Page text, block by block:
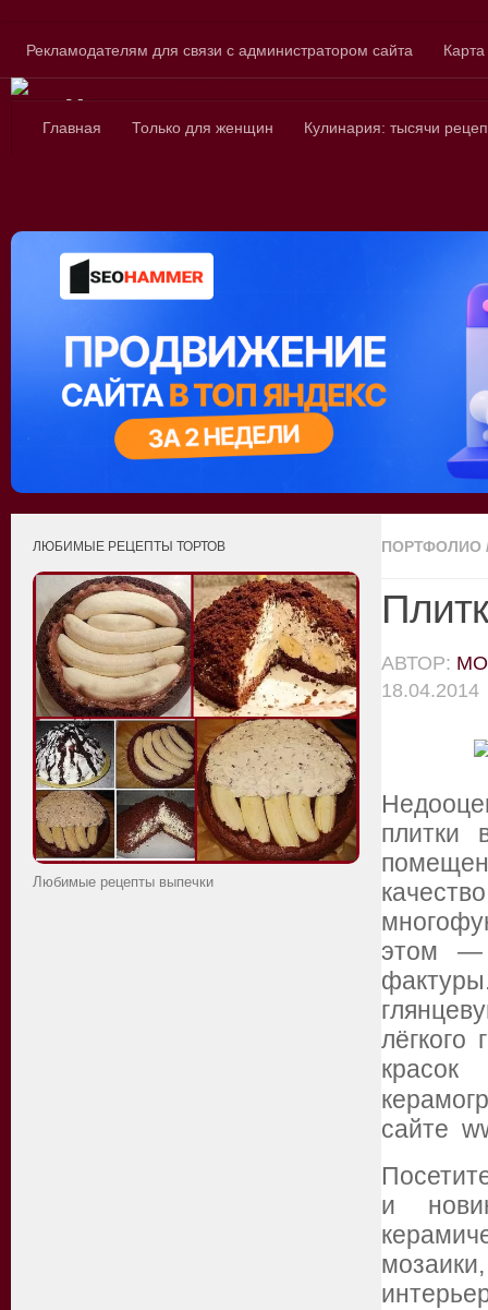
Рекламодателям для связи с администратором сайта
Сайт для
Главная Только для женщин Кулинария: тысячи
ПОРТФОЛИО
АВТОР:
18.04.2014
плитки
этом —
сайте
и
ЛЮБИМЫЕ РЕЦЕПТЫ ТОРТОВ
Любимые рецепты выпечки